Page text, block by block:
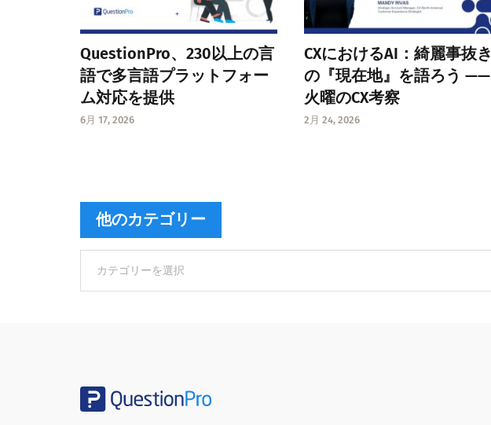
QuestionPro、230以上の言
語で多言語プラットフォー
ム対応を提供
6月 17, 2026
CXにおけるAI：綺麗事抜き
の『現在地』を語ろう ——
火曜のCX考察
2月 24, 2026
他のカテゴリー
カ